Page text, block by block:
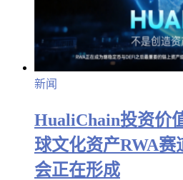
新闻
HualiChain投资价
球文化资产RWA
会正在形成